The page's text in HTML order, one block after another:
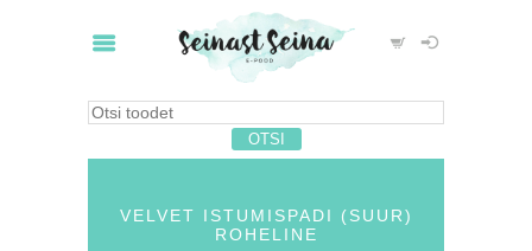
VELVET ISTUMISPADI (SUUR)
ROHELINE